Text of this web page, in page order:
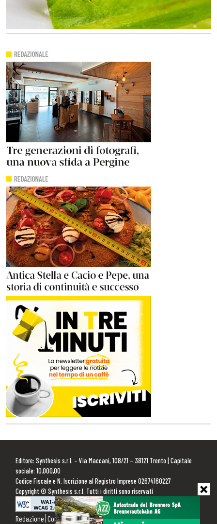
Editore: Synthesis s.r.l. – Via Maccani, 108/21 – 38121 Trento | Capitale
sociale: 10.000,00
Codice Fiscale e N. Iscrizione al Registro Imprese 02674160227
Copyright © Synthesis s.r.l. Tutti i diritti sono riservati
Redazione Contattaci Pubblicità Privacy Policy Cookie Policy